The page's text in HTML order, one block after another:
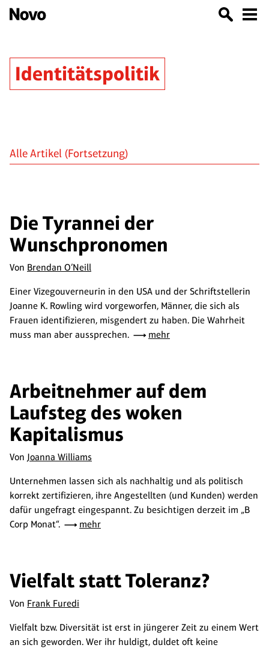
Identitätspolitik
Alle Artikel (Fortsetzung)
Die Tyrannei der
Wunschpronomen
Von Brendan O’Neill
Einer Vizegouverneurin in den USA und der Schriftstellerin
Joanne K. Rowling wird vorgeworfen, Männer, die sich als
Frauen identifizieren, misgendert zu haben. Die Wahrheit
muss man aber aussprechen.
mehr
Arbeitnehmer auf dem
Laufsteg des woken
Kapitalismus
Von Joanna Williams
Unternehmen lassen sich als nachhaltig und als politisch
korrekt zertifizieren, ihre Angestellten (und Kunden) werden
dafür ungefragt eingespannt. Zu besichtigen derzeit im „B
Corp Monat“.
mehr
Vielfalt statt Toleranz?
Von Frank Furedi
Vielfalt bzw. Diversität ist erst in jüngerer Zeit zu einem Wert
an sich geworden. Wer ihr huldigt, duldet oft keine